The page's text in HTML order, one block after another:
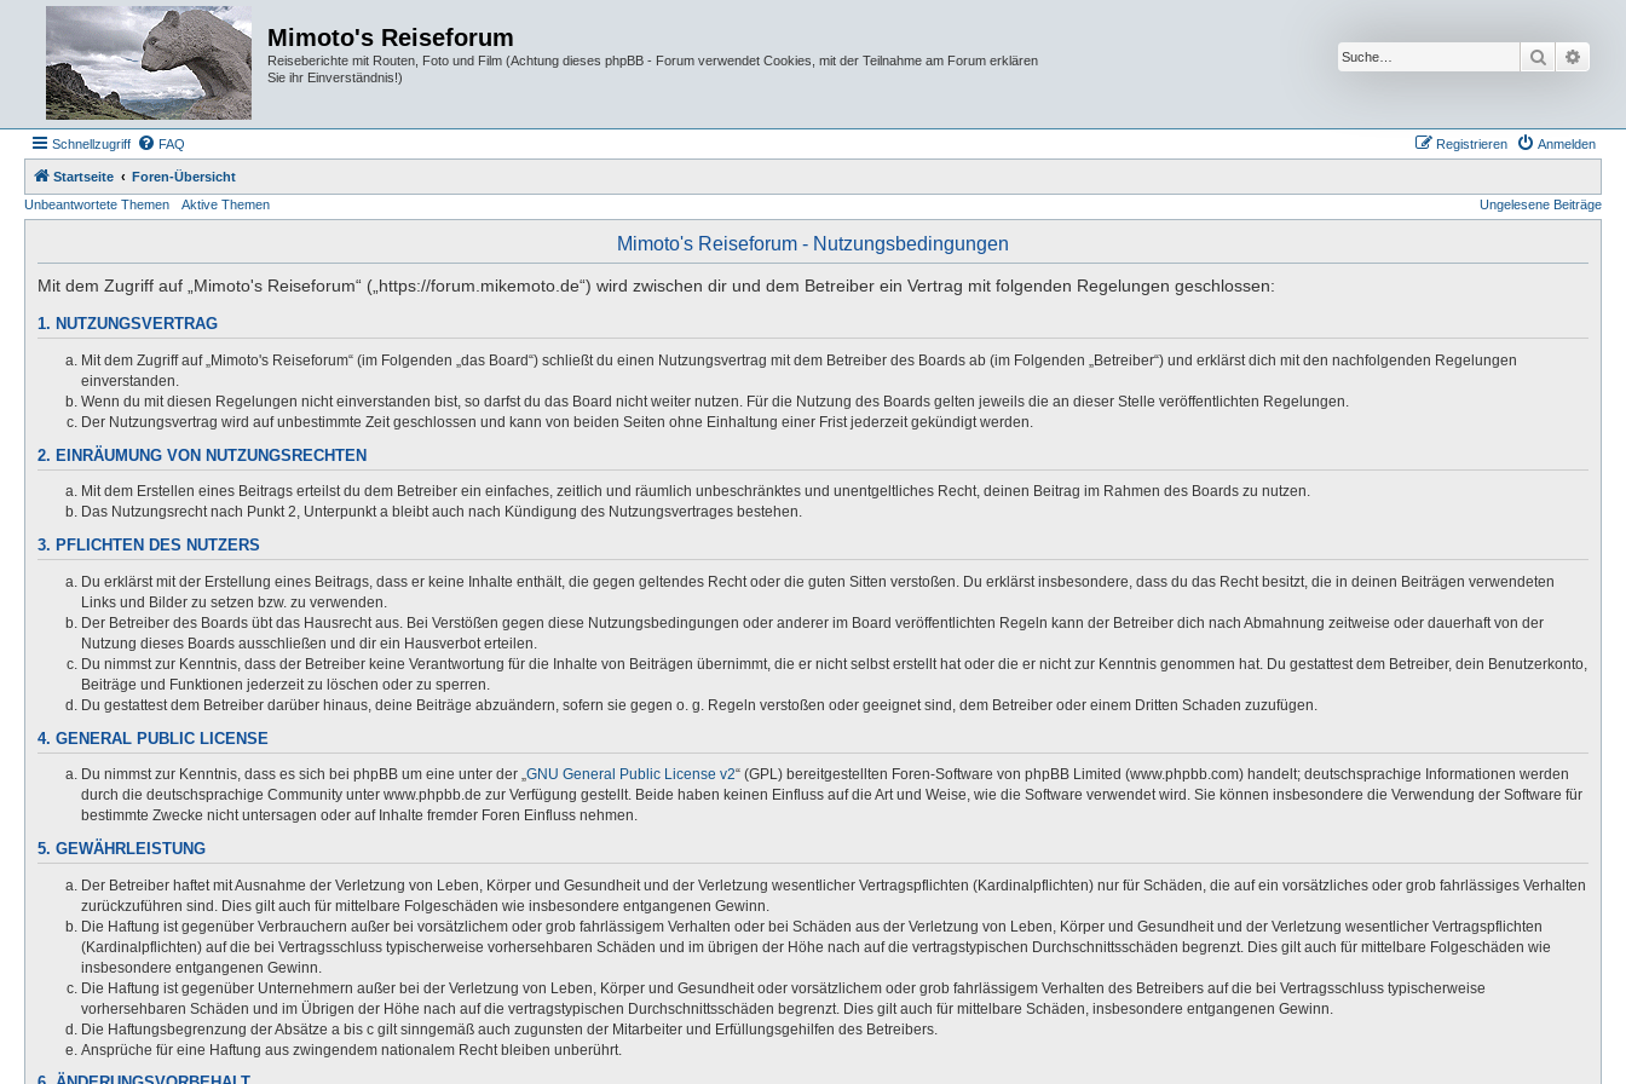
Mimoto's Reiseforum
Reiseberichte mit Routen, Foto und Film (Achtung dieses phpBB - Forum verwendet Cookies, mit der Teilnahme am Forum erklären
Sie ihr Einverständnis!)
Suche
Schnellzugriff FAQ Anmelden
Registrieren
Startseite
Foren-Übersicht
Unbeantwortete Themen
Aktive Themen Ungelesene Beiträge
Mimoto's Reiseforum - Nutzungsbedingungen
Mit dem Zugriff auf „Mimoto's Reiseforum“ („https://forum.mikemoto.de“) wird zwischen dir und dem Betreiber ein Vertrag mit folgenden Regelungen geschlossen:
1. NUTZUNGSVERTRAG
Mit dem Zugriff auf „Mimoto's Reiseforum“ (im Folgenden „das Board“) schließt du einen Nutzungsvertrag mit dem Betreiber des Boards ab (im Folgenden „Betreiber“) und erklärst dich mit den nachfolgenden Regelungen
einverstanden.
Wenn du mit diesen Regelungen nicht einverstanden bist, so darfst du das Board nicht weiter nutzen. Für die Nutzung des Boards gelten jeweils die an dieser Stelle veröffentlichten Regelungen.
Der Nutzungsvertrag wird auf unbestimmte Zeit geschlossen und kann von beiden Seiten ohne Einhaltung einer Frist jederzeit gekündigt werden.
2. EINRÄUMUNG VON NUTZUNGSRECHTEN
Mit dem Erstellen eines Beitrags erteilst du dem Betreiber ein einfaches, zeitlich und räumlich unbeschränktes und unentgeltliches Recht, deinen Beitrag im Rahmen des Boards zu nutzen.
Das Nutzungsrecht nach Punkt 2, Unterpunkt a bleibt auch nach Kündigung des Nutzungsvertrages bestehen.
3. PFLICHTEN DES NUTZERS
Du erklärst mit der Erstellung eines Beitrags, dass er keine Inhalte enthält, die gegen geltendes Recht oder die guten Sitten verstoßen. Du erklärst insbesondere, dass du das Recht besitzt, die in deinen Beiträgen verwendeten
Links und Bilder zu setzen bzw. zu verwenden.
Der Betreiber des Boards übt das Hausrecht aus. Bei Verstößen gegen diese Nutzungsbedingungen oder anderer im Board veröffentlichten Regeln kann der Betreiber dich nach Abmahnung zeitweise oder dauerhaft von der
Nutzung dieses Boards ausschließen und dir ein Hausverbot erteilen.
Du nimmst zur Kenntnis, dass der Betreiber keine Verantwortung für die Inhalte von Beiträgen übernimmt, die er nicht selbst erstellt hat oder die er nicht zur Kenntnis genommen hat. Du gestattest dem Betreiber, dein Benutzerkonto,
Beiträge und Funktionen jederzeit zu löschen oder zu sperren.
Du gestattest dem Betreiber darüber hinaus, deine Beiträge abzuändern, sofern sie gegen o. g. Regeln verstoßen oder geeignet sind, dem Betreiber oder einem Dritten Schaden zuzufügen.
4. GENERAL PUBLIC LICENSE
Du nimmst zur Kenntnis, dass es sich bei phpBB um eine unter der „GNU General Public License v2“ (GPL) bereitgestellten Foren-Software von phpBB Limited (www.phpbb.com) handelt; deutschsprachige Informationen werden
durch die deutschsprachige Community unter www.phpbb.de zur Verfügung gestellt. Beide haben keinen Einfluss auf die Art und Weise, wie die Software verwendet wird. Sie können insbesondere die Verwendung der Software für
bestimmte Zwecke nicht untersagen oder auf Inhalte fremder Foren Einfluss nehmen.
5. GEWÄHRLEISTUNG
Der Betreiber haftet mit Ausnahme der Verletzung von Leben, Körper und Gesundheit und der Verletzung wesentlicher Vertragspflichten (Kardinalpflichten) nur für Schäden, die auf ein vorsätzliches oder grob fahrlässiges Verhalten
zurückzuführen sind. Dies gilt auch für mittelbare Folgeschäden wie insbesondere entgangenen Gewinn.
Die Haftung ist gegenüber Verbrauchern außer bei vorsätzlichem oder grob fahrlässigem Verhalten oder bei Schäden aus der Verletzung von Leben, Körper und Gesundheit und der Verletzung wesentlicher Vertragspflichten
(Kardinalpflichten) auf die bei Vertragsschluss typischerweise vorhersehbaren Schäden und im übrigen der Höhe nach auf die vertragstypischen Durchschnittsschäden begrenzt. Dies gilt auch für mittelbare Folgeschäden wie
insbesondere entgangenen Gewinn.
Die Haftung ist gegenüber Unternehmern außer bei der Verletzung von Leben, Körper und Gesundheit oder vorsätzlichem oder grob fahrlässigem Verhalten des Betreibers auf die bei Vertragsschluss typischerweise
vorhersehbaren Schäden und im Übrigen der Höhe nach auf die vertragstypischen Durchschnittsschäden begrenzt. Dies gilt auch für mittelbare Schäden, insbesondere entgangenen Gewinn.
Die Haftungsbegrenzung der Absätze a bis c gilt sinngemäß auch zugunsten der Mitarbeiter und Erfüllungsgehilfen des Betreibers.
Ansprüche für eine Haftung aus zwingendem nationalem Recht bleiben unberührt.